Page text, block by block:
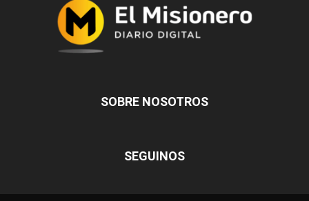
SOBRE NOSOTROS
SEGUINOS